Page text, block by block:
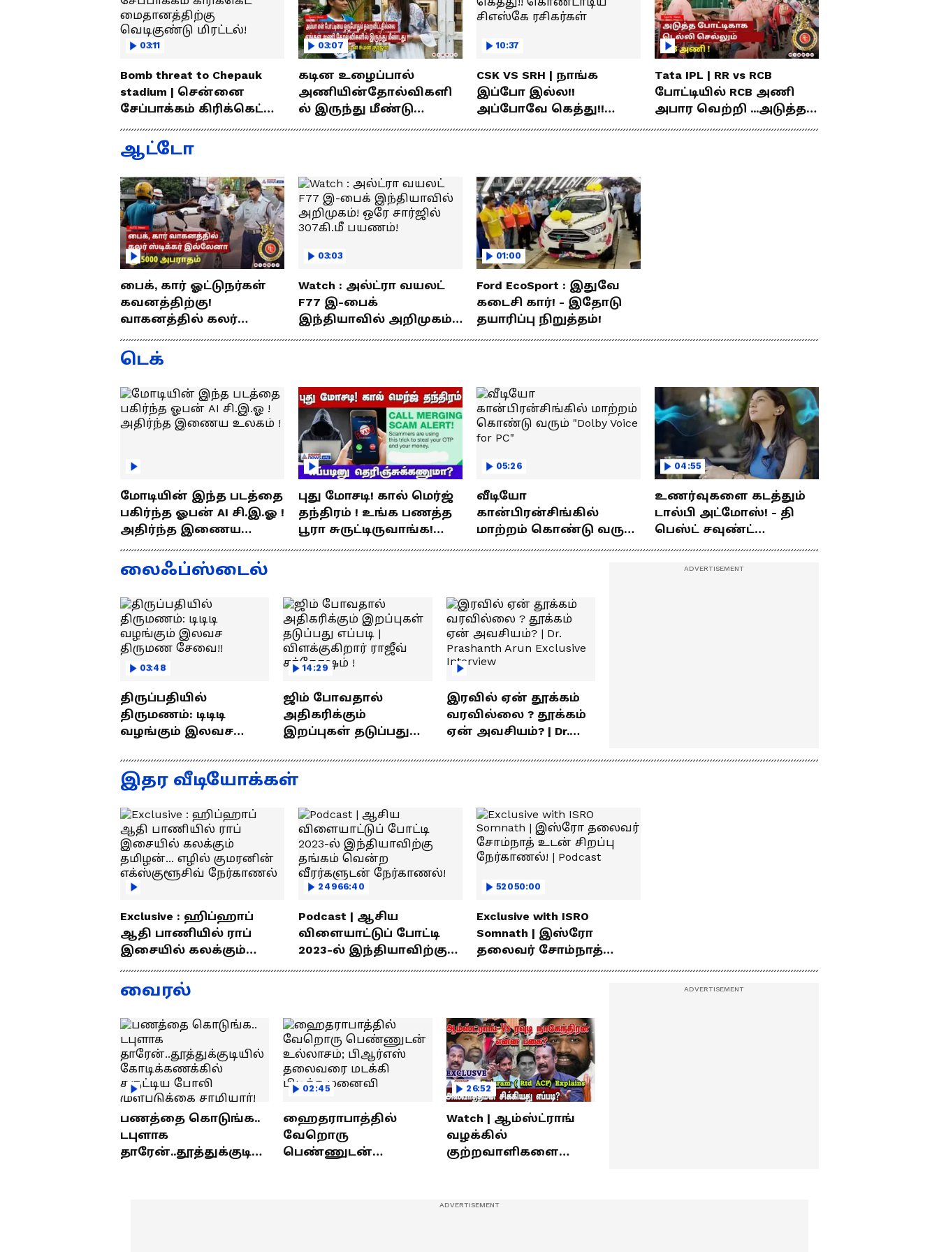
03:11
Bomb threat to Chepauk
stadium | சென்னை
சேப்பாக்கம் கிரிக்கெட்
வெடிகுண்டு மிரட்டல்!
03:07
கடின உழைப்பால்
அணியின்தோல்விகளி
ல் இருந்து மீண்டு
10:37
CSK VS SRH | நாங்க
இப்போ இல்ல!!
அப்போவே கெத்து!!
Tata IPL | RR vs RCB
போட்டியில் RCB அணி
அபார வெற்றி ...அடுத்த
ஆட்டோ
பைக், கார் ஓட்டுநர்கள்
கவனத்திற்கு!
வாகனத்தில் கலர்
ஸ்டிக்கர் இல்லேனா
ரூ.5000 அபராதம் !
03:03
Watch : அல்ட்ரா வயலட்
F77 இ-பைக்
இந்தியாவில் அறிமுகம்!
ஒரே சார்ஜில் 307கி.மீ
01:00
Ford EcoSport : இதுவே
கடைசி கார்! - இதோடு
தயாரிப்பு நிறுத்தம்!
டெக்
மோடியின் இந்த படத்தை
பகிர்ந்த ஓபன் AI சி.இ.ஓ !
அதிர்ந்த இணைய
உலகம் !
புது மோசடி! கால் மெர்ஜ்
தந்திரம் ! உங்க பணத்த
பூரா சுருட்டிருவாங்க!
எப்படினு
05:26
வீடியோ
கான்பிரன்சிங்கில்
மாற்றம் கொண்டு வரும்
"Dolby Voice for PC"
04:55
உணர்வுகளை கடத்தும்
டால்பி அட்மோஸ்! - தி
பெஸ்ட் சவுண்ட்
எக்ஸ்பீரியன்ஸ்
லைஃப்ஸ்டைல்
03:48
திருப்பதியில்
திருமணம்: டிடிடி
வழங்கும் இலவச
14:29
ஜிம் போவதால்
அதிகரிக்கும்
இறப்புகள் தடுப்பது
ராஜீவ் சந்தோஷம் !
இரவில் ஏன் தூக்கம்
வரவில்லை ? தூக்கம்
ஏன் அவசியம்? | Dr.
Interview
இதர வீடியோக்கள்
Exclusive : ஹிப்ஹாப்
ஆதி பாணியில் ராப்
இசையில் கலக்கும்
தமிழன்... எழில்
குமரனின்
எக்ஸ்குளூசிவ்
நேர்காணல்
24966:40
Podcast | ஆசிய
விளையாட்டுப் போட்டி
2023-ல் இந்தியாவிற்கு
தங்கம் வென்ற
52050:00
Exclusive with ISRO
Somnath | இஸ்ரோ
தலைவர் சோம்நாத்
உடன் சிறப்பு
வைரல்
பணத்தை கொடுங்க..
டபுளாக
தாரேன்..தூத்துக்குடியி
02:45
ஹைதராபாத்தில்
வேறொரு
பெண்ணுடன்
26:52
Watch | ஆம்ஸ்ட்ராங்
வழக்கில்
குற்றவாளிகளை
Rtd ACP Interview